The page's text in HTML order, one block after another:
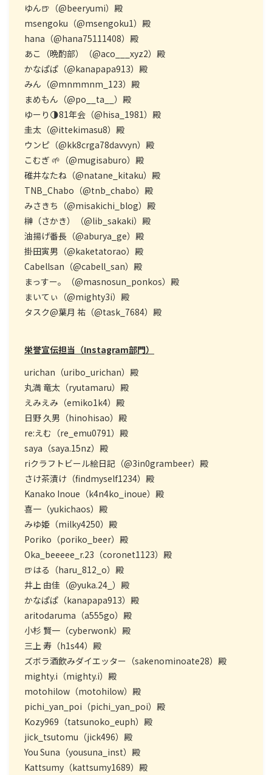
ゆん🍺（@beeryumi）殿
msengoku（@msengoku1）殿
hana（@hana75111408）殿
あこ（晩酌部）（@aco___xyz2）殿
かなぱぱ（@kanapapa913）殿
みん（@mnmmnm_123）殿
まめもん（@po__ta__）殿
ゆーり🌗81年会（@hisa_1981）殿
圭太（@ittekimasu8）殿
ウンピ（@kk8crga78davvyn）殿
こむぎ 🌱（@mugisaburo）殿
碓井なたね（@natane_kitaku）殿
TNB_Chabo（@tnb_chabo）殿
みさきち（@misakichi_blog）殿
榊（さかき）（@lib_sakaki）殿
油揚げ番長（@aburya_ge）殿
掛田寅男（@kaketatorao）殿
Cabellsan（@cabell_san）殿
まっすー。（@masnosun_ponkos）殿
まいてぃ（@mighty3i）殿
タスク@葉月 祐（@task_7684）殿
栄誉宣伝担当（Instagram部門）
urichan（uribo_urichan）殿
丸満 竜太（ryutamaru）殿
えみえみ（emiko1k4）殿
日野 久男（hinohisao）殿
re:えむ（re_emu0791）殿
saya（saya.15nz）殿
riクラフトビール絵日記（@3in0grambeer）殿
さけ茶漬け（findmyself1234）殿
Kanako Inoue（k4n4ko_inoue）殿
喜一（yukichaos）殿
みゆ姫（milky4250）殿
Poriko（poriko_beer）殿
Oka_beeeee_r.23（coronet1123）殿
🍺はる（haru_812_o）殿
井上 由佳（@yuka.24_）殿
かなぱぱ（kanapapa913）殿
aritodaruma（a555go）殿
小杉 賢一（cyberwonk）殿
三上 寿（h1s44）殿
ズボラ酒飲みダイエッター（sakenominoate28）殿
mighty.i（mighty.i）殿
motohilow（motohilow）殿
pichi_yan_poi（pichi_yan_poi）殿
Kozy969（tatsunoko_euph）殿
jick_tsutomu（jick496）殿
You Suna（yousuna_inst）殿
Kattsumy（kattsumy1689）殿